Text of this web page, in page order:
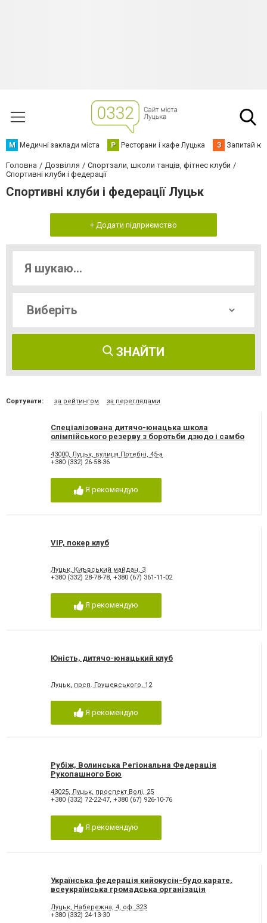
М Медичні заклади міста Р Ресторани і кафе Луцька З Запитай
Головна Дозвілля
Спортзали, школи танців, фітнес клуби
Спортивні клуби і федерації
Спортивні клуби і федерації Луцьк
+ Додати підприємство
ЗНАЙТИ
Сортувати: за рейтингом за переглядами
Спеціалізована дитячо-юнацька школа
олімпійського резерву з боротьби дзюдо і самбо
43000, Луцьк, вулиця Потебні, 45-а
+380 (332) 26-58-36
Я рекомендую
VIP, покер клуб
Луцьк, Киъвський майдан, 3
+380 (332) 28-78-78, +380 (67) 361-11-02
Я рекомендую
Юність, дитячо-юнацький клуб
Луцьк, прсп. Грушевського, 12
Я рекомендую
Рубіж, Волинська Регіональна Федерація
Рукопашного Бою
43025, Луцьк, проспект Волі, 25
+380 (332) 72-22-47, +380 (67) 926-10-76
Я рекомендую
Українська федерація кийокусін-будо карате,
всеукраїнська громадська організація
Луцьк, Набережна, 4, оф. 323
+380 (332) 24-13-30